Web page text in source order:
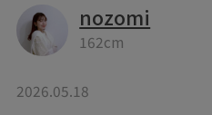
nozomi
162cm
2026.05.18